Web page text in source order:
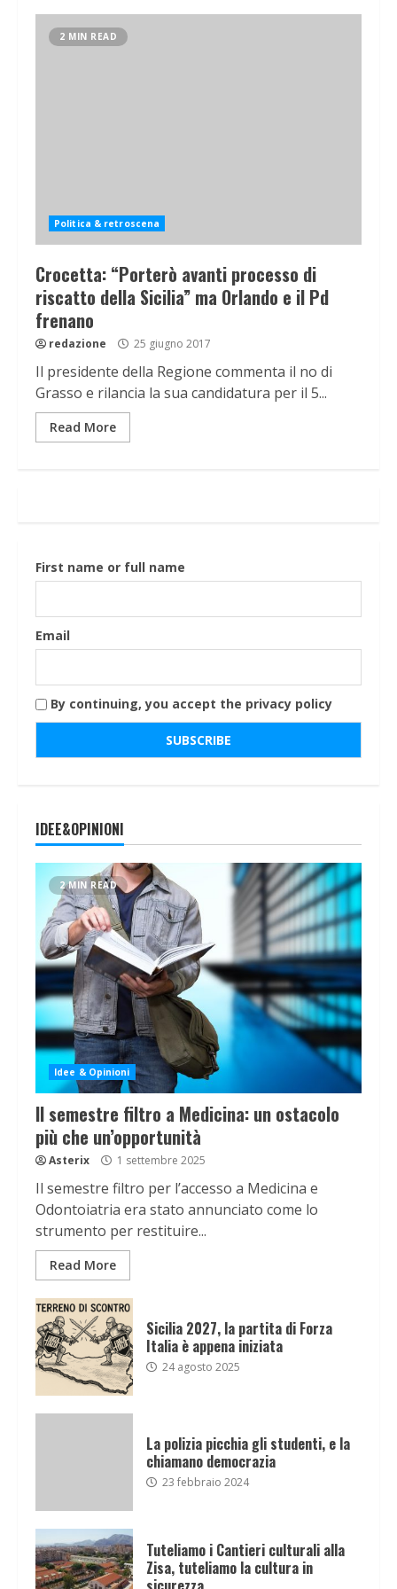
2 MIN READ
Politica & retroscena
Crocetta: “Porterò avanti processo di
riscatto della Sicilia” ma Orlando e il Pd
frenano
redazione 25 giugno 2017
Il presidente della Regione commenta il no di
Grasso e rilancia la sua candidatura per il 5...
Read More
First name or full name
Email
By continuing, you accept the privacy policy
IDEE&OPINIONI
2 MIN READ
Idee & Opinioni
Il semestre filtro a Medicina: un ostacolo
più che un’opportunità
Asterix 1 settembre 2025
Il semestre filtro per l’accesso a Medicina e
Odontoiatria era stato annunciato come lo
strumento per restituire...
Read More
Sicilia 2027, la partita di Forza
Italia è appena iniziata
24 agosto 2025
La polizia picchia gli studenti, e la
chiamano democrazia
23 febbraio 2024
Tuteliamo i Cantieri culturali alla
Zisa, tuteliamo la cultura in